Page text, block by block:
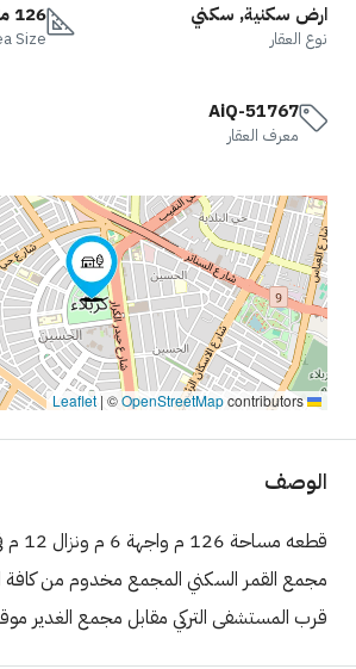
ارض سكنية, سكني
نوع العقار
126 متر مربع
Size
AiQ-51767
معرف العقار
| ©OpenStreetMapcontributors
الوصف
قطعه
مجمع القمر السكني المجمع مخدوم من
قرب المستشفى التركي مقابل مجمع الغدير